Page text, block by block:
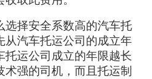
选择安全系数高的汽车托
从汽车托运公司的成立年
托运公司成立的年限越长
强的司机，而且托运制